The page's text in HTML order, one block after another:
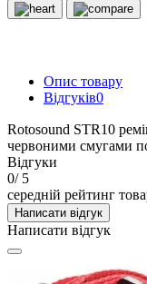
Опис товару
Відгуків0
Rotosound STR10
червоними смугами
Відгуки
0/ 5
середній рейтинг
Написати відгук
Написати відгук